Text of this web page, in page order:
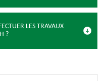
LES TRAVAUX
?